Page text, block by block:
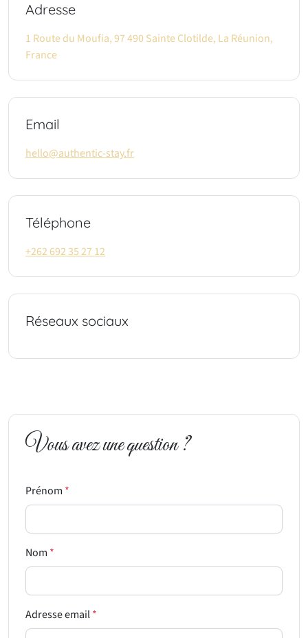
Adresse
1 Route du Moufia, 97 490 Sainte Clotilde, La Réunion,
France
Email
hello@authentic-stay.fr
Téléphone
+262 692 35 27 12
Réseaux sociaux
Vous avez une question ?
Prénom *
Nom *
Adresse email*